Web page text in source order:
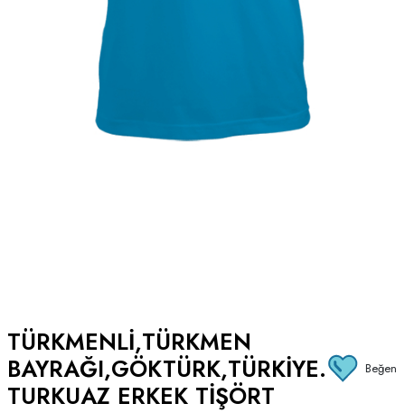
TÜRKMENLI,TÜRKMEN
BAYRAĞI,GÖKTÜRK,TÜRKIYE.
TURKUAZ ERKEK TIŞÖRT
Beğen